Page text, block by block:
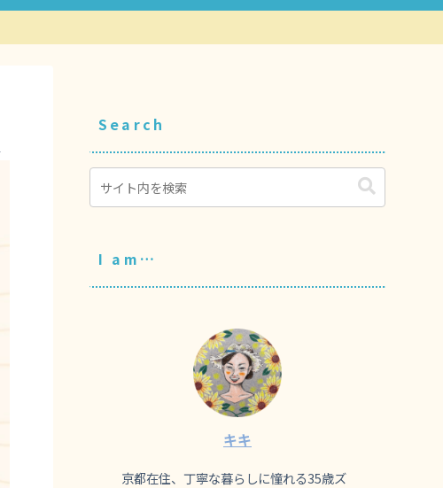
Search
I am…
キキ
京都在住、丁寧な暮らしに憧れる35歳ズ